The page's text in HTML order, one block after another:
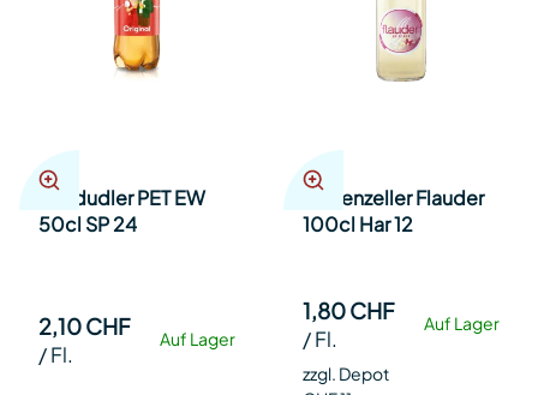
Almdudler PET EW
50cl SP 24
Auf Lager
2,10 CHF
/Fl.
Appenzeller Flauder
100cl Har 12
Auf Lager
1,80 CHF
/Fl.
zzgl. Depot